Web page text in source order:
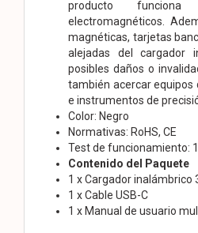
producto funciona
electromagnéticos.
magnéticas, tarjetas
alejadas del cargador
posibles daños o
también acercar equipos
e instrumentos de
Color: Negro
Normativas: RoHS, CE
Test de funcionamiento:
Contenido del Paquete
1 x Cargador inalámbrico
1 x Cable USB-C
1 x Manual de usuario